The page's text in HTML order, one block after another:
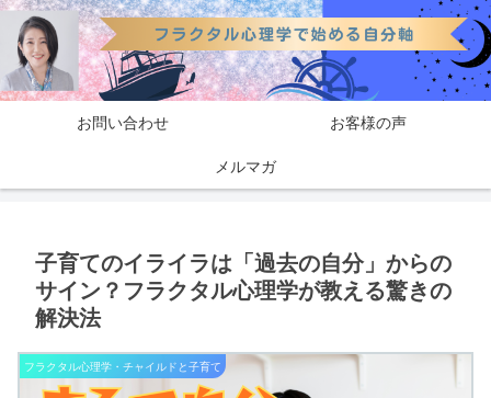
お問い合わせ お客様の声
メルマガ
子育てのイライラは「過去の自分」からの
サイン？フラクタル心理学が教える驚きの
解決法
フラクタル心理学・チャイルドと子育て